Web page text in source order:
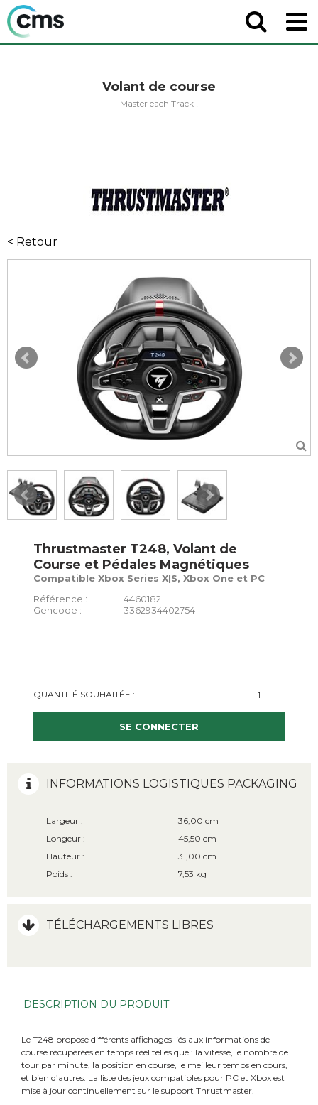
Volant de course
Master each Track !
< Retour
Thrustmaster T248, Volant de
Course et Pédales Magnétiques
Compatible Xbox Series X|S, Xbox One et PC
Référence :
4460182
Gencode :
3362934402754
QUANTITÉ SOUHAITÉE :
SE CONNECTER
INFORMATIONS LOGISTIQUES PACKAGING
Largeur :
36,00 cm
Longeur :
45,50 cm
Hauteur :
31,00 cm
Poids :
7,53 kg
TÉLÉCHARGEMENTS LIBRES
DESCRIPTION DU PRODUIT
Le T248 propose différents affichages liés aux informations de
course récupérées en temps réel telles que : la vitesse, le nombre de
tour par minute, la position en course, le meilleur temps en cours,
et bien d’autres. La liste des jeux compatibles pour PC et Xbox est
mise à jour continuellement sur le support Thrustmaster.